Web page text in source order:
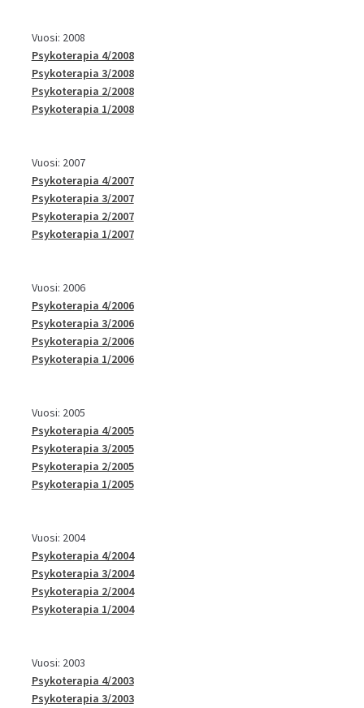
Vuosi: 2008
Psykoterapia 4/2008
Psykoterapia 3/2008
Psykoterapia 2/2008
Psykoterapia 1/2008
Vuosi: 2007
Psykoterapia 4/2007
Psykoterapia 3/2007
Psykoterapia 2/2007
Psykoterapia 1/2007
Vuosi: 2006
Psykoterapia 4/2006
Psykoterapia 3/2006
Psykoterapia 2/2006
Psykoterapia 1/2006
Vuosi: 2005
Psykoterapia 4/2005
Psykoterapia 3/2005
Psykoterapia 2/2005
Psykoterapia 1/2005
Vuosi: 2004
Psykoterapia 4/2004
Psykoterapia 3/2004
Psykoterapia 2/2004
Psykoterapia 1/2004
Vuosi: 2003
Psykoterapia 4/2003
Psykoterapia 3/2003